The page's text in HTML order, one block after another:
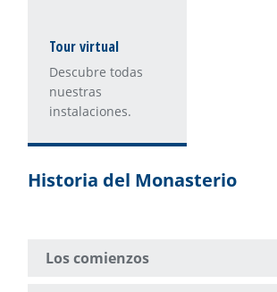
Tour virtual
Descubre todas
nuestras
instalaciones.
Historia del Monasterio
Los comienzos